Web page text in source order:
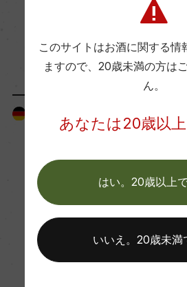
醗酵：ステンレスタンク
6.5ha
平均収量
70hl/ha
「生産者」が同
このサイトはお酒に関する情
ますので、 20歳未満の方は
ん。
あなたは20歳以
はい。20歳以上で
いいえ。20歳未満